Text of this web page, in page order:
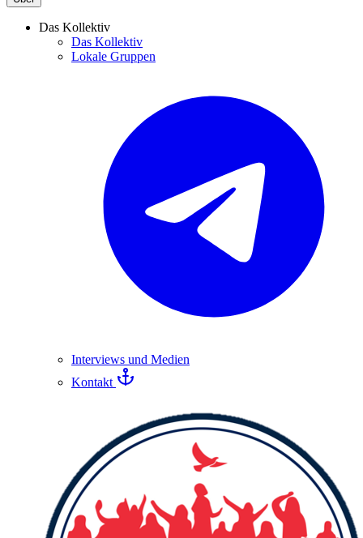
Das Kollektiv
Das Kollektiv
Lokale Gruppen
Interviews und Medien
Kontakt